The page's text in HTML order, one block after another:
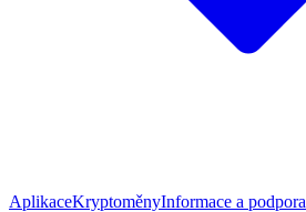
AplikaceKryptoměnyInformace a podpora